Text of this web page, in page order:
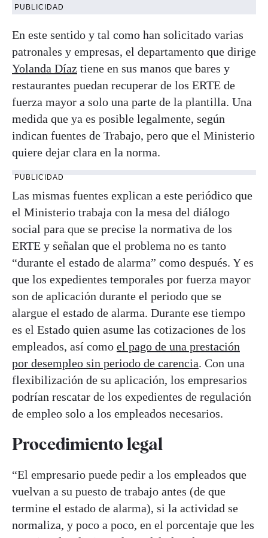
PUBLICIDAD
En este sentido y tal como han solicitado varias
patronales y empresas, el departamento que dirige
Yolanda Díaz tiene en sus manos que bares y
restaurantes puedan recuperar de los ERTE de
fuerza mayor a solo una parte de la plantilla. Una
medida que ya es posible legalmente, según
indican fuentes de Trabajo, pero que el Ministerio
quiere dejar clara en la norma.
PUBLICIDAD
Las mismas fuentes explican a este periódico que
el Ministerio trabaja con la mesa del diálogo
social para que se precise la normativa de los
ERTE y señalan que el problema no es tanto
“durante el estado de alarma” como después. Y es
que los expedientes temporales por fuerza mayor
son de aplicación durante el periodo que se
alargue el estado de alarma. Durante ese tiempo
es el Estado quien asume las cotizaciones de los
empleados, así como el pago de una prestación
por desempleo sin periodo de carencia. Con una
flexibilización de su aplicación, los empresarios
podrían rescatar de los expedientes de regulación
de empleo solo a los empleados necesarios.
Procedimiento legal
“El empresario puede pedir a los empleados que
vuelvan a su puesto de trabajo antes (de que
termine el estado de alarma), si la actividad se
normaliza, y poco a poco, en el porcentaje que les